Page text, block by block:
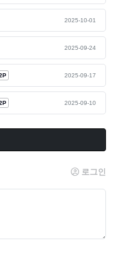
2025-10-01
2025-09-24
2025-09-17
2025-09-10
로그인